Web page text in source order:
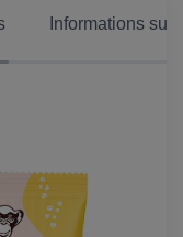
Informations